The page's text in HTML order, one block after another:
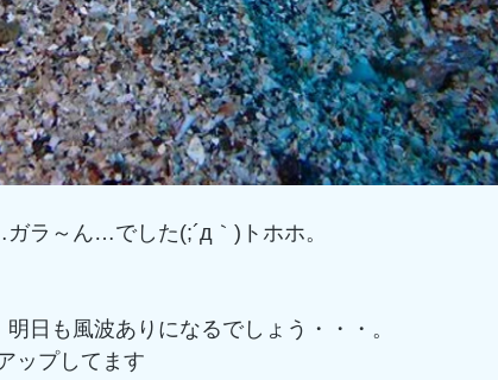
ラ～ん…でした(;´д｀)トホホ。
日も風波ありになるでしょう・・・。
ップしてます